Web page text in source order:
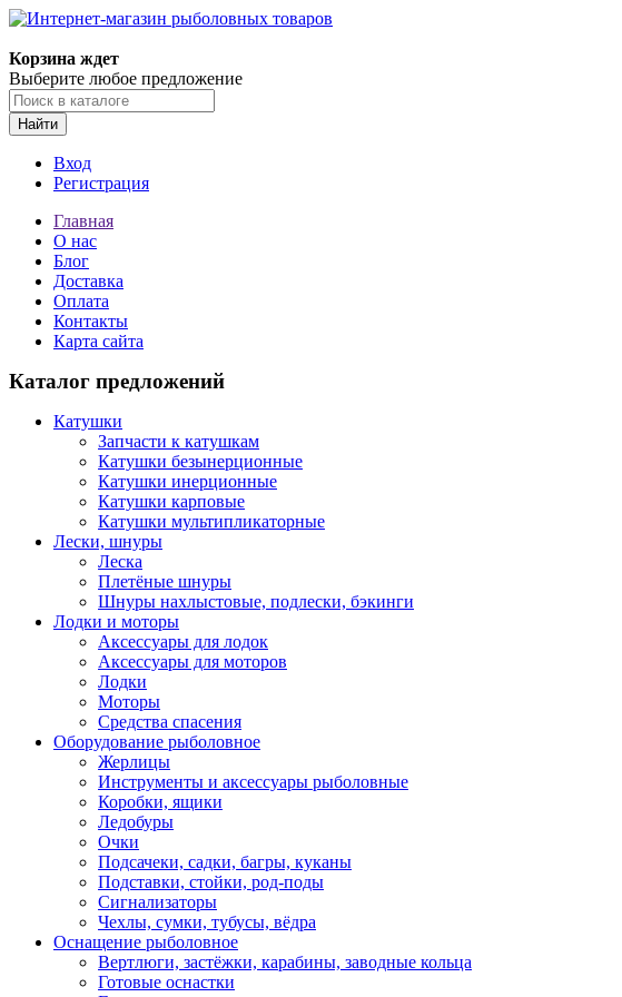
Корзина ждет
Выберите любое предложение
Найти
Вход
Регистрация
Главная
О нас
Блог
Доставка
Оплата
Контакты
Карта сайта
Каталог предложений
Катушки
Запчасти к катушкам
Катушки безынерционные
Катушки инерционные
Катушки карповые
Катушки мультипликаторные
Лески, шнуры
Леска
Плетёные шнуры
Шнуры нахлыстовые, подлески, бэкинги
Лодки и моторы
Аксессуары для лодок
Аксессуары для моторов
Лодки
Моторы
Средства спасения
Оборудование рыболовное
Жерлицы
Инструменты и аксессуары рыболовные
Коробки, ящики
Ледобуры
Очки
Подсачеки, садки, багры, куканы
Подставки, стойки, род-поды
Сигнализаторы
Чехлы, сумки, тубусы, вёдра
Оснащение рыболовное
Вертлюги, застёжки, карабины, заводные кольца
Готовые оснастки